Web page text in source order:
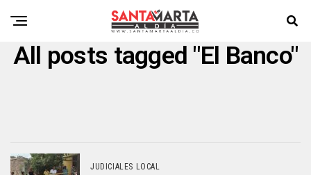
All posts tagged "El Banco"
JUDICIALES LOCAL